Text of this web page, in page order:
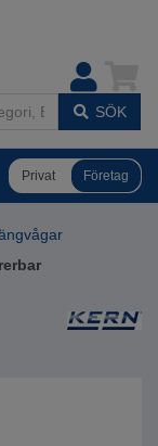
SÖK
Privat Företag